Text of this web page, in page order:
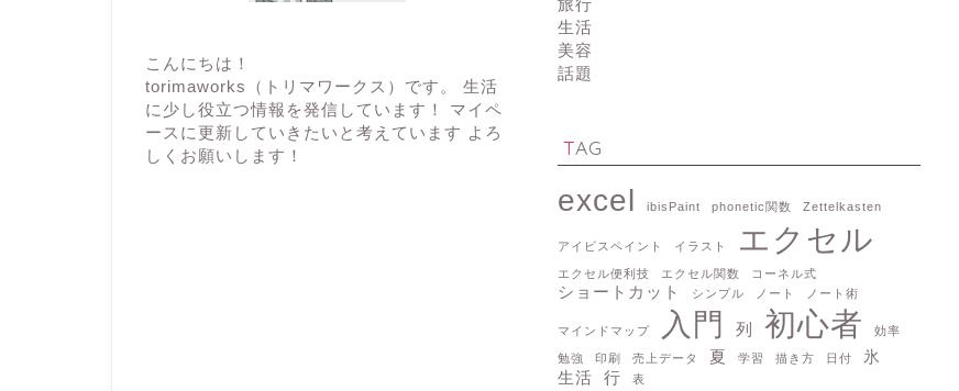
こんにちは！
torimaworks（トリマワークス）です。 生活
に少し役立つ情報を発信しています！ マイペ
ースに更新していきたいと考えています よろ
しくお願いします！
生活
美容
話題
TAG
excel ibisPaint phonetic関数 Zettelkasten
アイビスペイント イラスト エクセル
エクセル便利技 エクセル関数 コーネル式
ショートカット シンプル ノート ノート術
マインドマップ 入門 列 初心者 効率
勉強 印刷 売上データ 夏 学習 描き方 日付
氷
生活
行 表